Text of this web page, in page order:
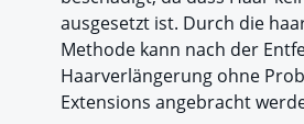
ausgesetzt ist. Durch die
Methode kann nach der
Haarverlängerung ohne
Extensions angebracht